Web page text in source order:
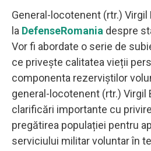
General-locotenent (rtr.)
la DefenseRomania despre
Vor fi abordate o serie de
ce privește calitatea vieții
componenta rezerviștilor
general-locotenent (rtr.) Virgil
clarificări importante cu
pregătirea populației pentru
serviciului militar voluntar în